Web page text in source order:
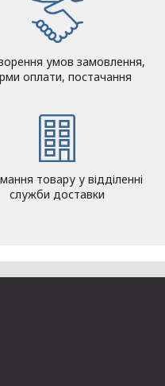
умов замовлення,
оплати, постачання
товару у відділенні
служби доставки